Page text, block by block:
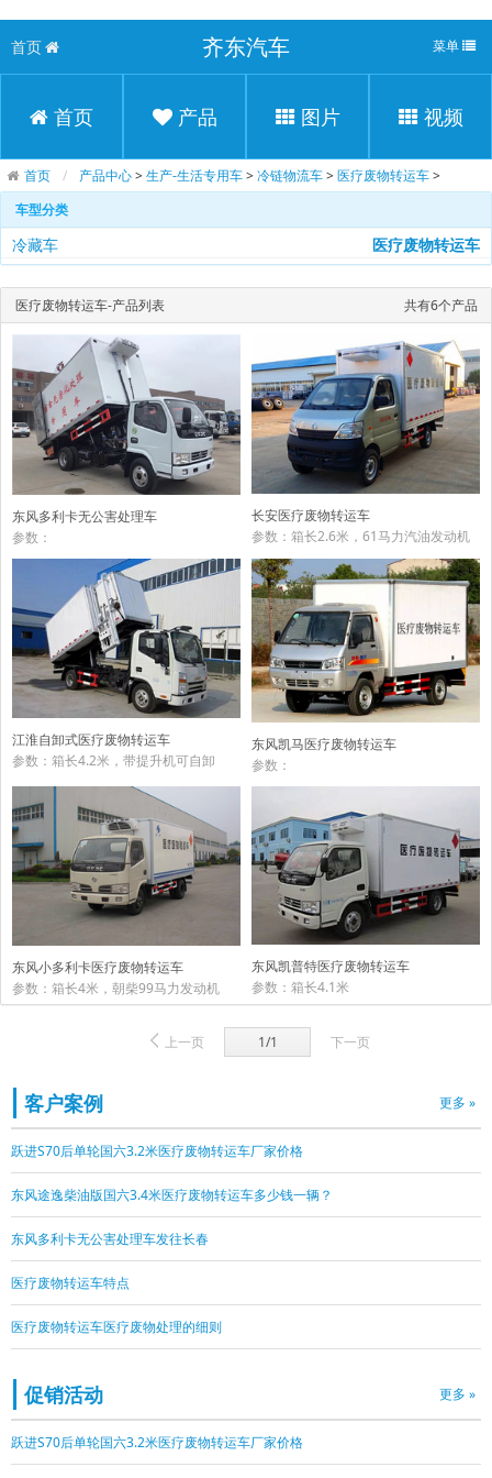
首页 齐东汽车 菜单
首页 产品 图片 视频
首页 产品中心>生产-生活专用车>冷链物流车>医疗废物转运车>
车型分类
冷藏车 医疗废物转运车
医疗废物转运车-产品列表 共有6个产品
东风多利卡无公害处理车
参数：
长安医疗废物转运车
参数：箱长2.6米，61马力汽油发动机
江淮自卸式医疗废物转运车
参数：箱长4.2米，带提升机可自卸
东风凯马医疗废物转运车
参数：
东风小多利卡医疗废物转运车
参数：箱长4米，朝柴99马力发动机
东风凯普特医疗废物转运车
参数：箱长4.1米
上一页 1/1 下一页
客户案例 更多 »
跃进S70后单轮国六3.2米医疗废物转运车厂家价格
东风途逸柴油版国六3.4米医疗废物转运车多少钱一辆？
东风多利卡无公害处理车发往长春
医疗废物转运车特点
医疗废物转运车医疗废物处理的细则
促销活动 更多 »
跃进S70后单轮国六3.2米医疗废物转运车厂家价格